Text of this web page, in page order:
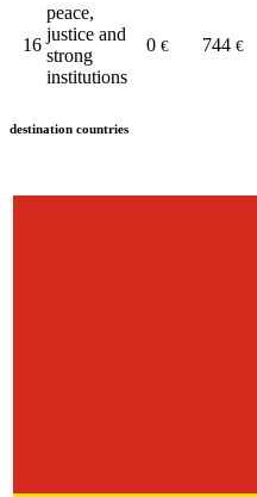
16
peace,
justice and
strong
institutions
0 € 744 €
destination countries